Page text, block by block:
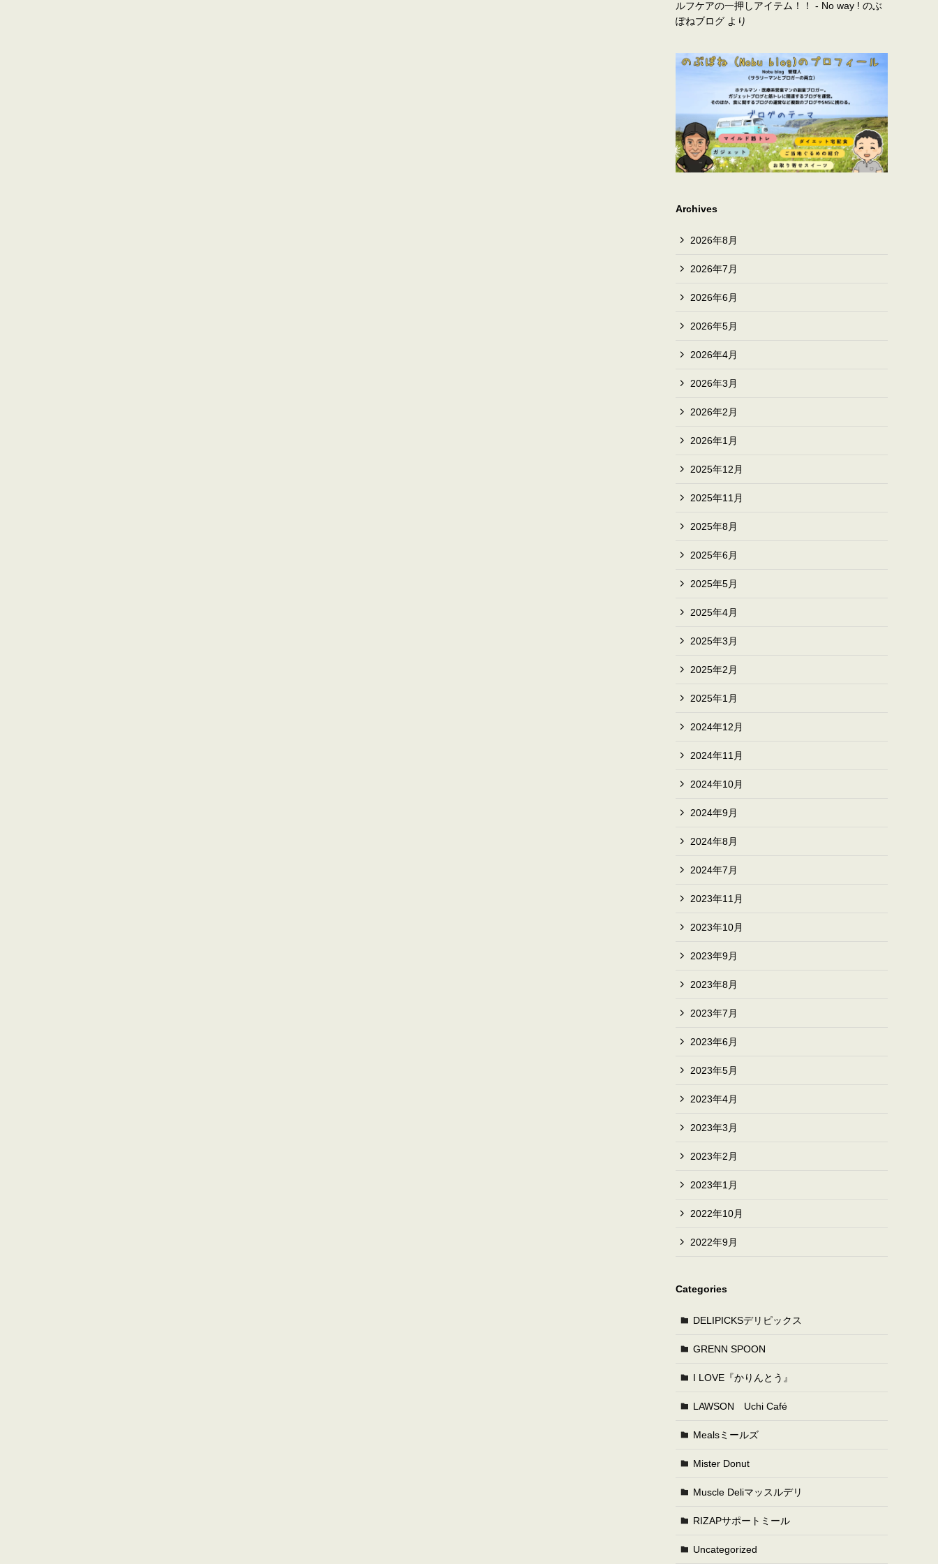
ルフケアの一押しアイテム！！ - No way ! のぶ
ぽねブログ より
Archives
2026年8月
2026年7月
2026年6月
2026年5月
2026年4月
2026年3月
2026年2月
2026年1月
2025年12月
2025年11月
2025年8月
2025年6月
2025年5月
2025年4月
2025年3月
2025年2月
2025年1月
2024年12月
2024年11月
2024年10月
2024年9月
2024年8月
2024年7月
2023年11月
2023年10月
2023年9月
2023年8月
2023年7月
2023年6月
2023年5月
2023年4月
2023年3月
2023年2月
2023年1月
2022年10月
2022年9月
Categories
DELIPICKSデリピックス
GRENN SPOON
I LOVE『かりんとう』
LAWSON Uchi Café
Mealsミールズ
Mister Donut
Muscle Deliマッスルデリ
RIZAPサポートミール
Uncategorized